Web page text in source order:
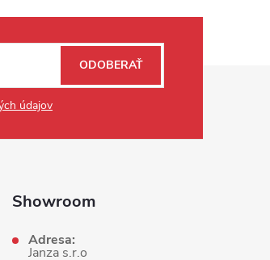
údajov
ODOBERAŤ
Showroom
Adresa:
Janza s.r.o